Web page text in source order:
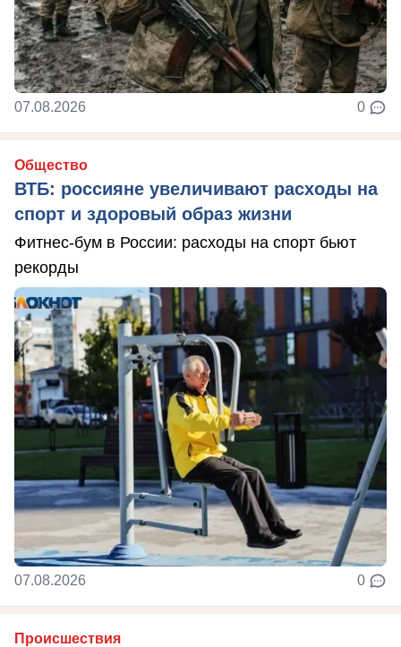
07.08.2026 0
Общество
ВТБ: россияне увеличивают расходы на
спорт и здоровый образ жизни
Фитнес-бум в России: расходы на спорт бьют
рекорды
07.08.2026 0
Происшествия